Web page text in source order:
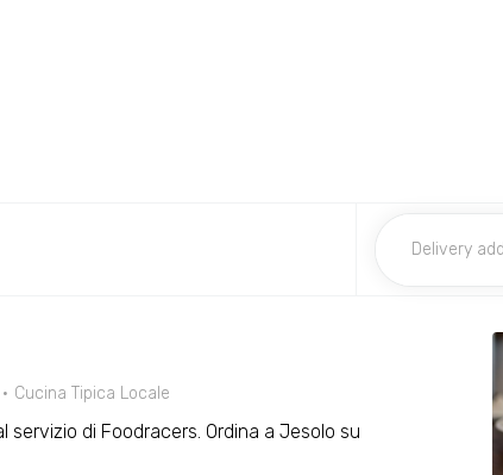
Cucina Tipica Locale
servizio di Foodracers. Ordina a Jesolo su